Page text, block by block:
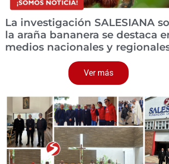
La investigación SALESIANA
la araña bananera se destaca
medios nacionales y
Ver más